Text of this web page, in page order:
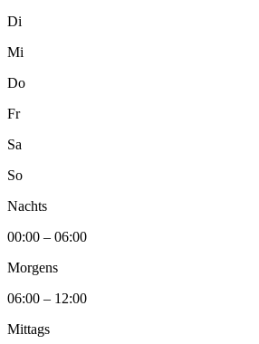
Di
Mi
Do
Fr
Sa
So
Nachts
00:00 – 06:00
Morgens
06:00 – 12:00
Mittags